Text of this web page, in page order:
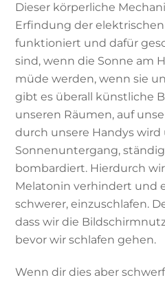
Dieser körperliche
Erfindung der
funktioniert und dafür
sind, wenn die Sonne am
müde werden, wenn sie
gibt es überall künstliche
unseren Räumen, auf
durch unsere Handys
Sonnenuntergang,
bombardiert. Hierdurch
Melatonin verhindert und
schwerer, einzuschlafen.
dass wir die
bevor wir schlafen gehen.
Wenn dir dies aber